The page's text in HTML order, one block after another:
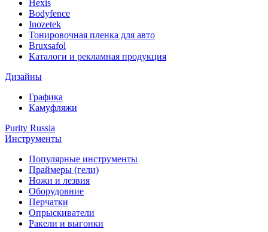
Hexis
Bodyfence
Inozetek
Тонировочная пленка для авто
Bruxsafol
Каталоги и рекламная продукция
Дизайны
Графика
Камуфляжи
Purity Russia
Инструменты
Популярные инструменты
Праймеры (гели)
Ножи и лезвия
Оборудовние
Перчатки
Опрыскиватели
Ракели и выгонки